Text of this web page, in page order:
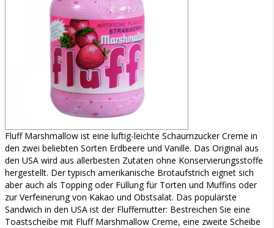
Fluff Marshmallow ist eine luftig-leichte Schaumzucker Creme in
den zwei beliebten Sorten Erdbeere und Vanille. Das Original aus
den USA wird aus allerbesten Zutaten ohne Konservierungsstoffe
hergestellt. Der typisch amerikanische Brotaufstrich eignet sich
aber auch als Topping oder Füllung für Torten und Muffins oder
zur Verfeinerung von Kakao und Obstsalat. Das populärste
Sandwich in den USA ist der Fluffernutter: Bestreichen Sie eine
Toastscheibe mit Fluff Marshmallow Creme, eine zweite Scheibe